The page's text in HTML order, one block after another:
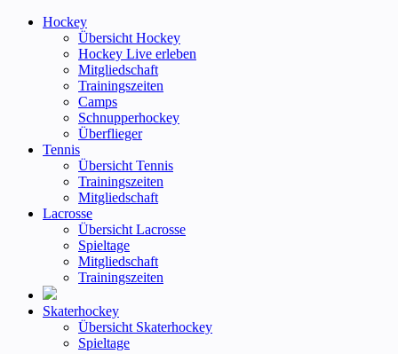
Hockey
Übersicht Hockey
Hockey Live erleben
Mitgliedschaft
Trainingszeiten
Camps
Schnupperhockey
Überflieger
Tennis
Übersicht Tennis
Trainingszeiten
Mitgliedschaft
Lacrosse
Übersicht Lacrosse
Spieltage
Mitgliedschaft
Trainingszeiten
Skaterhockey
Übersicht Skaterhockey
Spieltage